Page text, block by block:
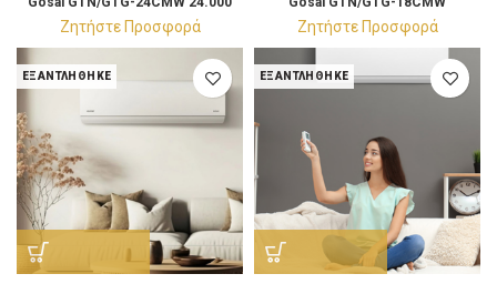
BTU/h
Ζητήστε Προσφορά
Κλιματιστικό 18.000 BTU/h
Ζητήστε Προσφορά
ΕΞΑΝΤΛΉΘΗΚΕ ΕΞΑΝΤΛΉΘΗΚΕ